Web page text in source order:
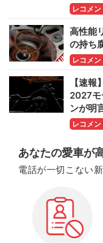
レコメン
高性能
の持ち
レコメン
【速
2027モ
ンが明
レコメン
あなたの愛車が
電話が一切こない